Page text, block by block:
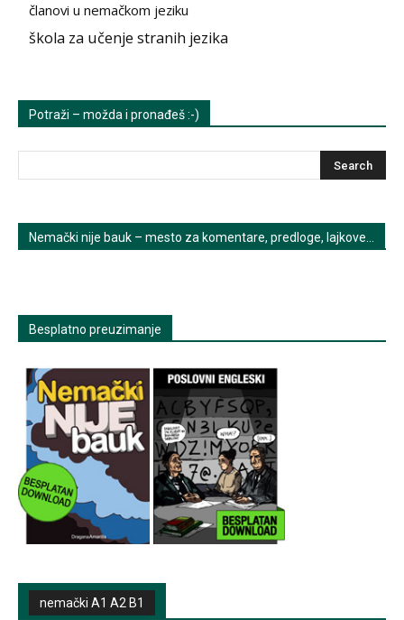
članovi u nemačkom jeziku
škola za učenje stranih jezika
Potraži – možda i pronađeš :-)
Nemački nije bauk – mesto za komentare, predloge, lajkove…
Besplatno preuzimanje
nemački A1 A2 B1